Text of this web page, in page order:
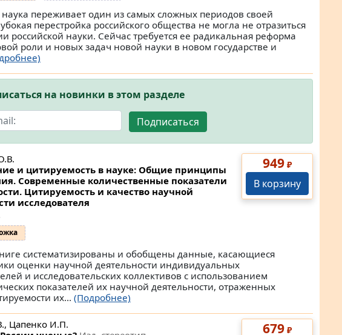
наука переживает один из самых сложных периодов своей
перестройка российского общества не могла не отразиться
российской науки. Сейчас требуется ее радикальная реформа
роли и новых задач новой науки в новом государстве и
на новинки в этом разделе
Подписаться
949 ₽
В корзину
и цитируемость в науке: Общие принципы
Современные количественные показатели
Цитируемость и качество научной
исследователя
систематизированы и обобщены данные, касающиеся
оценки научной деятельности индивидуальных
и исследовательских коллективов с использованием
показателей их научной деятельности, отраженных
их... (Подробнее)
679 ₽
Цапенко И.П.